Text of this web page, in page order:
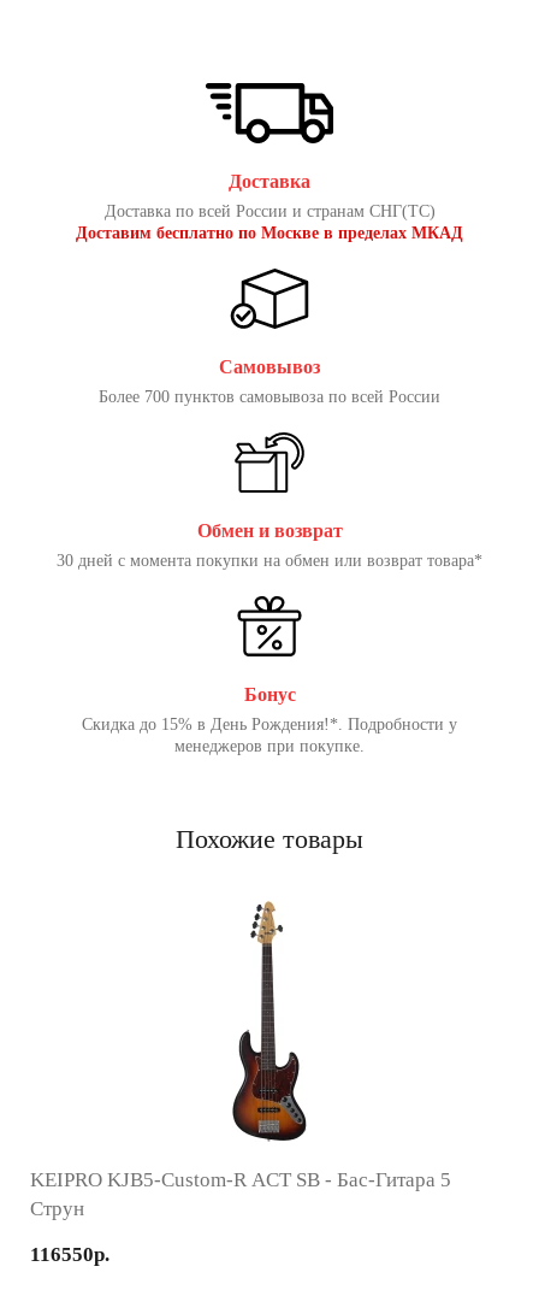
Доставка
Доставка по всей России и странам СНГ(ТС)
Доставим бесплатно по Москве в пределах МКАД
Самовывоз
Более 700 пунктов самовывоза по всей России
Обмен и возврат
30 дней с момента покупки на обмен или возврат товара*
Бонус
Скидка до 15% в День Рождения!*. Подробности у
менеджеров при покупке.
Похожие товары
KEIPRO KJB5-Custom-R ACT SB - Бас-Гитара 5
Струн
116550р.